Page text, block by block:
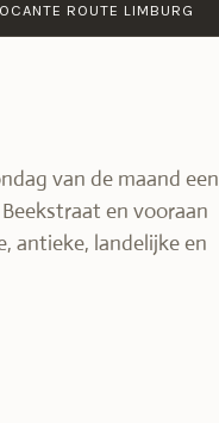
ROUTE LIMBURG
van de maand een
en vooraan
antieke, landelijke en